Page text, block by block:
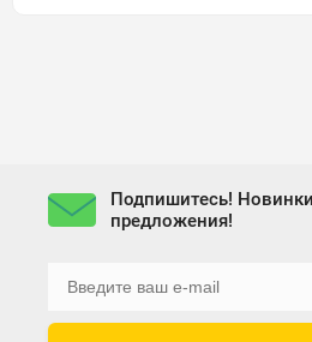
Подпишитесь!
предложения!